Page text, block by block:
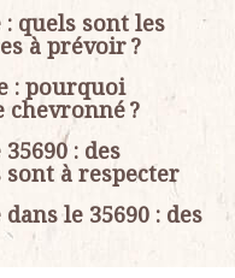
: quels sont les
à prévoir ?
: pourquoi
?
: des
à respecter
le 35690 : des